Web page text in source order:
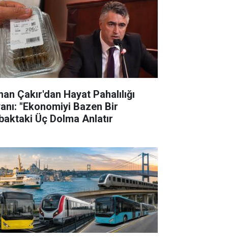
Çakır'dan Hayat Pahalılığı
"Ekonomiyi Bazen Bir
Üç Dolma Anlatır